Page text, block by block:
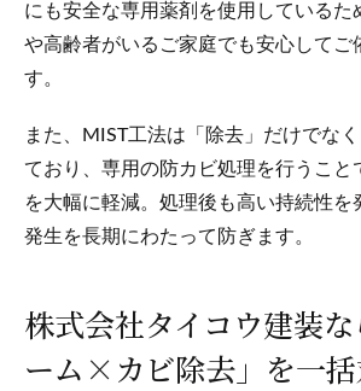
にも安全な専用薬剤を使用しているた
や高齢者がいるご家庭でも安心してご
す。
また、MIST工法は「除去」だけでな
ており、専用の防カビ処理を行うこと
を大幅に軽減。処理後も高い持続性を
発生を長期にわたって防ぎます。
株式会社タイコウ建装
ーム×カビ除去」を一